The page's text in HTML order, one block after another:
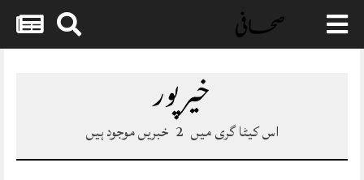
Skip
خیرپوراس کیٹا گری میں 2 خبریں موجود ہیں